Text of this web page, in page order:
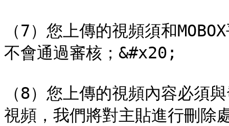
（7）您上傳的視頻須和
不會通過審核；&#x20;
（8）您上傳的視頻內容必須
視頻，我們將對主貼進行刪除